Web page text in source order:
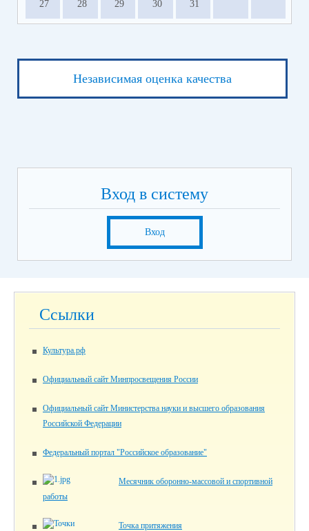
27 28 29 30 31
Независимая оценка качества
Вход в систему
Вход
Ссылки
Культура.рф
Официальный сайт Минпросвещения России
Официальный сайт Министерства науки и высшего образования
Российской Федерации
Федеральный портал "Российское образование"
Месячник оборонно-массовой и спортивной
работы
Точка притяжения